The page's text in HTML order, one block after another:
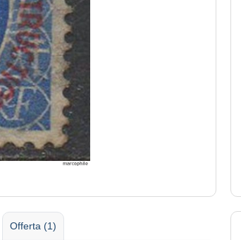
Offerta (1)